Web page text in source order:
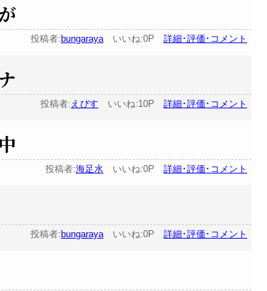
投稿者: bungarayaいいね:0P 詳細･評価･コメント
投稿者: えびす いいね:10P 詳細･評価･コメント
投稿者:海足水 いいね:0P 詳細･評価･コメント
投稿者: bungarayaいいね:0P 詳細･評価･コメント